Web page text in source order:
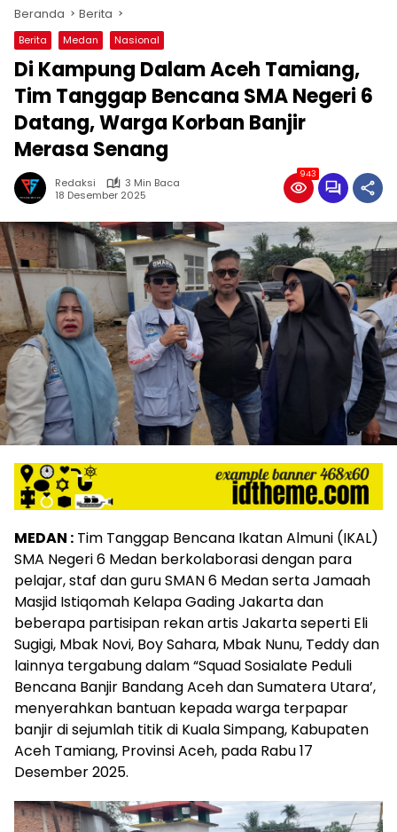
Beranda Berita
Berita Medan Nasional
Di Kampung Dalam Aceh Tamiang,
Tim Tanggap Bencana SMA Negeri 6
Datang, Warga Korban Banjir
Merasa Senang
Redaksi
3 Min Baca
18 Desember 2025
943
MEDAN : Tim Tanggap Bencana Ikatan Almuni (IKAL)
SMA Negeri 6 Medan berkolaborasi dengan para
pelajar, staf dan guru SMAN 6 Medan serta Jamaah
Masjid Istiqomah Kelapa Gading Jakarta dan
beberapa partisipan rekan artis Jakarta seperti Eli
Sugigi, Mbak Novi, Boy Sahara, Mbak Nunu, Teddy dan
lainnya tergabung dalam “Squad Sosialate Peduli
Bencana Banjir Bandang Aceh dan Sumatera Utara’,
menyerahkan bantuan kepada warga terpapar
banjir di sejumlah titik di Kuala Simpang, Kabupaten
Aceh Tamiang, Provinsi Aceh, pada Rabu 17
Desember 2025.